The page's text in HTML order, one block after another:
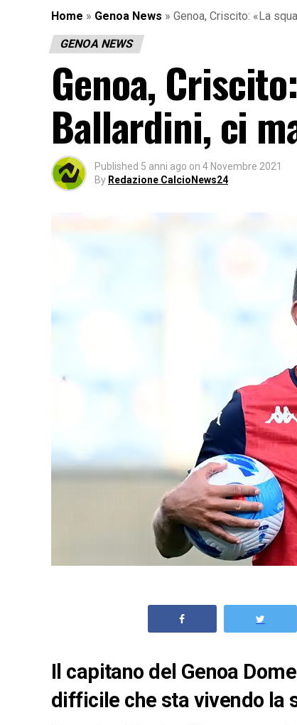
Home » Genoa News » Genoa, Criscito: «La
GENOA NEWS
Genoa,
Ballardini, ci
Published 5 anni ago on 4 Novembre 2021
By Redazione CalcioNews24
Il capitano del Genoa
difficile che sta vivendo la